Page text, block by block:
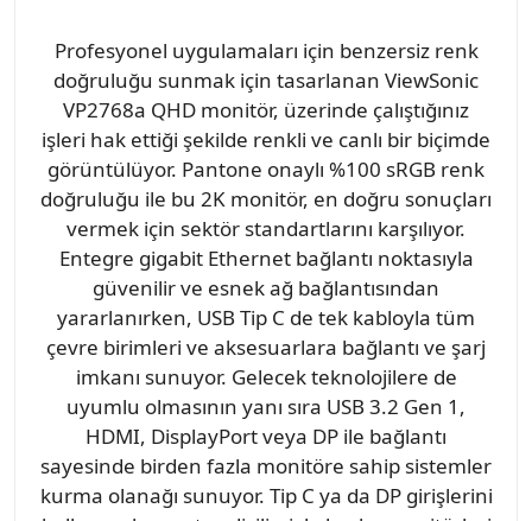
Profesyonel uygulamaları için benzersiz renk
doğruluğu sunmak için tasarlanan ViewSonic
VP2768a QHD monitör, üzerinde çalıştığınız
işleri hak ettiği şekilde renkli ve canlı bir biçimde
görüntülüyor. Pantone onaylı %100 sRGB renk
doğruluğu ile bu 2K monitör, en doğru sonuçları
vermek için sektör standartlarını karşılıyor.
Entegre gigabit Ethernet bağlantı noktasıyla
güvenilir ve esnek ağ bağlantısından
yararlanırken, USB Tip C de tek kabloyla tüm
çevre birimleri ve aksesuarlara bağlantı ve şarj
imkanı sunuyor. Gelecek teknolojilere de
uyumlu olmasının yanı sıra USB 3.2 Gen 1,
HDMI, DisplayPort veya DP ile bağlantı
sayesinde birden fazla monitöre sahip sistemler
kurma olanağı sunuyor. Tip C ya da DP girişlerini